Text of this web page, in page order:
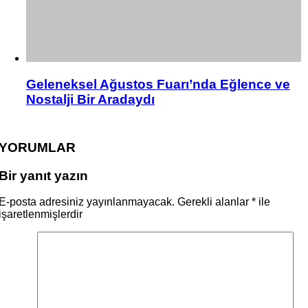
Geleneksel Ağustos Fuarı’nda Eğlence ve
Nostalji Bir Aradaydı
yanıt yazın
posta adresiniz yayınlanmayacak. Gerekli alanlar * ile